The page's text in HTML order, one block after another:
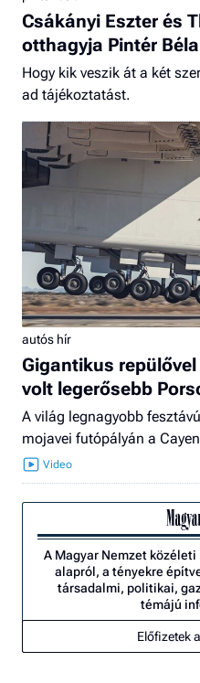
Csákányi Eszter és
otthagyja Pintér
Hogy kik veszik át a két
ad tájékoztatást.
autós hír
Gigantikus
volt legerősebb
A világ legnagyobb
mojavei futópályán a
A Magyar Nemzet
alapról, a tényekre
társadalmi, politikai,
témájú
Előfizetek